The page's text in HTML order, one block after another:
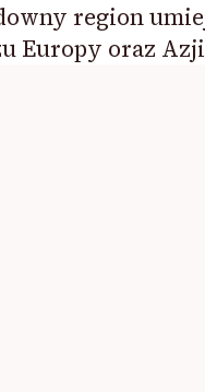
region
Europy oraz